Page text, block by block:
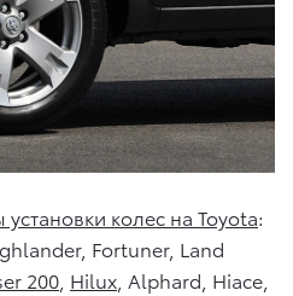
установки колес на Toyota:
Fortuner, Land
200 Hilux , Alphard, Hiace,